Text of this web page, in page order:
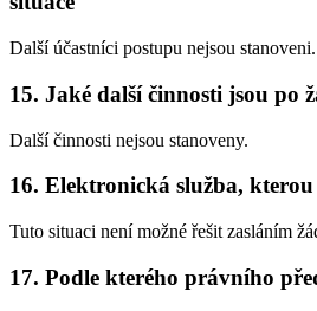
Další účastníci postupu nejsou stanoveni.
15. Jaké další činnosti jsou po
Další činnosti nejsou stanoveny.
16. Elektronická služba,
Tuto situaci není možné řešit zasláním
17. Podle kterého právního